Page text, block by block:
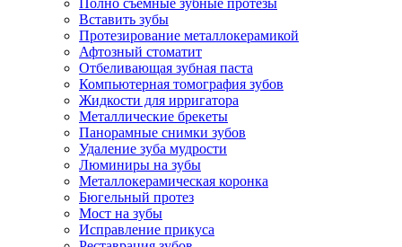
Полно съемные зубные протезы
Вставить зубы
Протезирование металлокерамикой
Афтозный стоматит
Отбеливающая зубная паста
Компьютерная томография зубов
Жидкости для ирригатора
Металлические брекеты
Панорамные снимки зубов
Удаление зуба мудрости
Люминиры на зубы
Металлокерамическая коронка
Бюгельный протез
Мост на зубы
Исправление прикуса